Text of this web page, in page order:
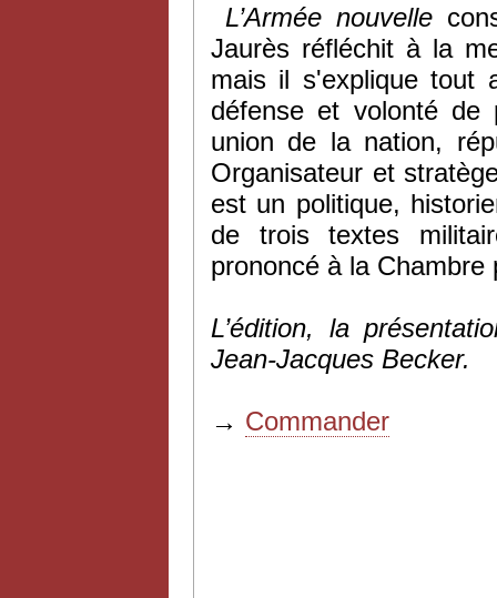
L’Armée nouvelle
Jaurès réfléchit à la
mais il s'explique tout
défense et volonté de
union de la nation,
Organisateur et
est un politique,
de trois textes
prononcé à la
L’édition, la
Jean-Jacques Becker.
→ Commander